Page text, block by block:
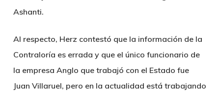
Ashanti.
Al respecto, Herz contestó que la información de la
Contraloría es errada y que el único funcionario de
la empresa Anglo que trabajó con el Estado fue
Juan Villaruel, pero en la actualidad está trabajando